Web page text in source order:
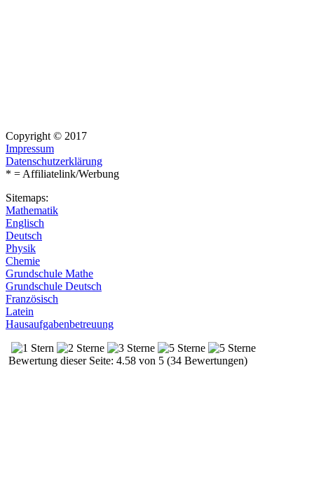
Copyright © 2017
Impressum
Datenschutzerklärung
* = Affiliatelink/Werbung
Sitemaps:
Mathematik
Englisch
Deutsch
Physik
Chemie
Grundschule Mathe
Grundschule Deutsch
Französisch
Latein
Hausaufgabenbetreuung
Bewertung dieser Seite: 4.58 von 5 (34 Bewertungen)